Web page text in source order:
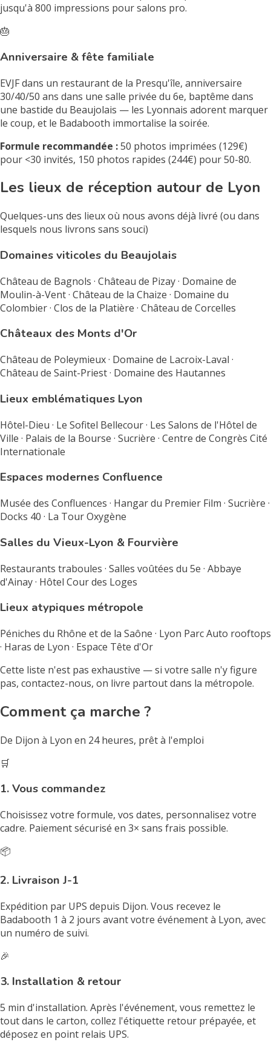
jusqu'à 800 impressions pour salons pro.
🎂
Anniversaire & fête familiale
EVJF dans un restaurant de la Presqu'île, anniversaire
30/40/50 ans dans une salle privée du 6e, baptême dans
une bastide du Beaujolais — les Lyonnais adorent marquer
le coup, et le Badabooth immortalise la soirée.
Formule recommandée :50 photos imprimées (129€)
pour <30 invités, 150 photos rapides (244€) pour 50-80.
Les lieux de réception autour de Lyon
Quelques-uns des lieux où nous avons déjà livré (ou dans
lesquels nous livrons sans souci)
Domaines viticoles du Beaujolais
Château de Bagnols · Château de Pizay · Domaine de
Moulin-à-Vent · Château de la Chaize · Domaine du
Colombier · Clos de la Platière · Château de Corcelles
Châteaux des Monts d'Or
Château de Poleymieux · Domaine de Lacroix-Laval ·
Château de Saint-Priest · Domaine des Hautannes
Lieux emblématiques Lyon
Hôtel-Dieu · Le Sofitel Bellecour · Les Salons de l'Hôtel de
Ville · Palais de la Bourse · Sucrière · Centre de Congrès Cité
Internationale
Espaces modernes Confluence
Musée des Confluences · Hangar du Premier Film · Sucrière ·
Docks 40 · La Tour Oxygène
Salles du Vieux-Lyon & Fourvière
Restaurants traboules · Salles voûtées du 5e · Abbaye
d'Ainay · Hôtel Cour des Loges
Lieux atypiques métropole
Péniches du Rhône et de la Saône · Lyon Parc Auto rooftops
· Haras de Lyon · Espace Tête d'Or
Cette liste n'est pas exhaustive — si votre salle n'y figure
pas, contactez-nous, on livre partout dans la métropole.
Comment ça marche ?
De Dijon à Lyon en 24 heures, prêt à l'emploi
🛒
1. Vous commandez
Choisissez votre formule, vos dates, personnalisez votre
cadre. Paiement sécurisé en 3× sans frais possible.
📦
2. Livraison J-1
Expédition par UPS depuis Dijon. Vous recevez le
Badabooth 1 à 2 jours avant votre événement à Lyon, avec
un numéro de suivi.
🎉
3. Installation & retour
5 min d'installation. Après l'événement, vous remettez le
tout dans le carton, collez l'étiquette retour prépayée, et
déposez en point relais UPS.